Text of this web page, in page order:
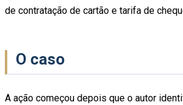
de contratação de cartão e tarifa de
O caso
A ação começou depois que o autor